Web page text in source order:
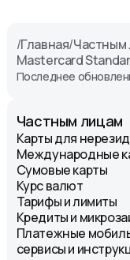
/Главная/Частным
Mastercard
Последнее
Частным лицам
Карты для
Международные
Сумовые карты
Курс валют
Тарифы и лимиты
Кредиты и
Платежные
сервисы и